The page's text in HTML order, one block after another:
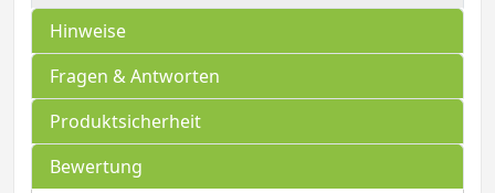
Hinweise
Fragen & Antworten
Produktsicherheit
Bewertung